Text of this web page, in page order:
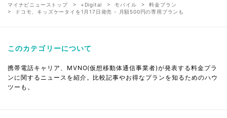
マイナビニューストップ +Digital モバイル
料金プラン
ドコモ、キッズケータイを1月17日発売 - 月額500円の専用プランも
このカテゴリーについて
携帯電話キャリア、MVNO(仮想移動体通信事業者)が発表する料金プラ
ンに関するニュースを紹介。比較記事やお得なプランを知るためのハウ
ツーも。